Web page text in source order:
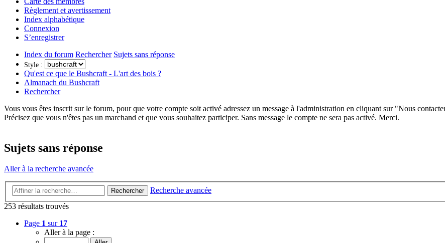
Règlement et avertissement
Index alphabétique
Connexion
S’enregistrer
Index du forum Rechercher Sujets sans réponse
Style :
Qu'est ce que le Bushcraft - L'art des bois ?
Almanach du Bushcraft
Rechercher
Vous vous êtes inscrit sur le forum, pour que votre compte soit activé adressez un message à l'administration en cliquant sur "Nous
Précisez que vous n'êtes pas un marchand et que vous souhaitez participer. Sans message le compte ne sera pas activé. Merci.
Sujets sans réponse
Aller à la recherche avancée
Rechercher
Recherche avancée
253 résultats trouvés
Page 1 sur 17
Aller à la page :